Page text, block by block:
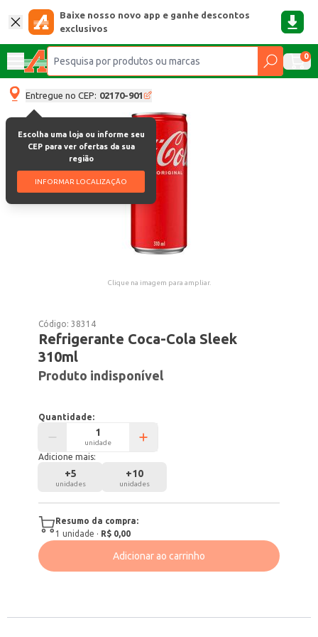
Baixe nosso novo app e ganhe descontos
exclusivos
0
Entregue no CEP: 02170-901
Escolha uma loja ou informe seu
CEP para ver ofertas da sua
região
INFORMAR LOCALIZAÇÃO
Clique na imagem para ampliar.
Código:38314
Refrigerante Coca-Cola Sleek
310ml
Produto indisponível
Quantidade:
unidade
Adicione mais:
+5
unidades
+10
unidades
Resumo da compra:
1 unidade · R$ 0,00
Adicionar ao carrinho